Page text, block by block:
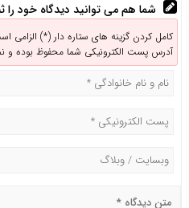
شما هم می توانید دیدگاه خود را
کامل کردن گزینه های ستاره دار (*) الزامی
آدرس پست الکترونیکی شما محفوظ بوده و